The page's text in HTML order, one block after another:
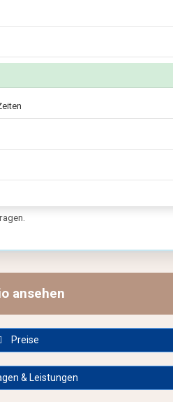
ansehen
Preise
& Leistungen